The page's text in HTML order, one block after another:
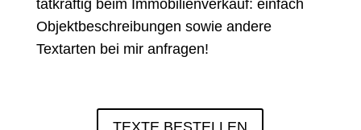
tatkräftig beim Immobilienverkauf: einfach
Objektbeschreibungen sowie andere
Textarten bei mir anfragen!
TEXTE BESTELLEN